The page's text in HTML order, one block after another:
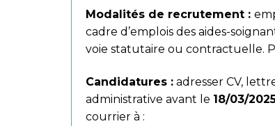
Modalités de recrutement :
cadre d’emplois des aides-
voie statutaire ou contractuelle.
Candidatures : adresser CV,
administrative avant le 18/03/
courrier à :